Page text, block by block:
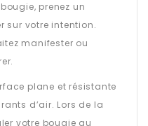
prenez un
sur votre intention.
manifester ou
plane et résistante
d’air. Lors de la
votre bougie au